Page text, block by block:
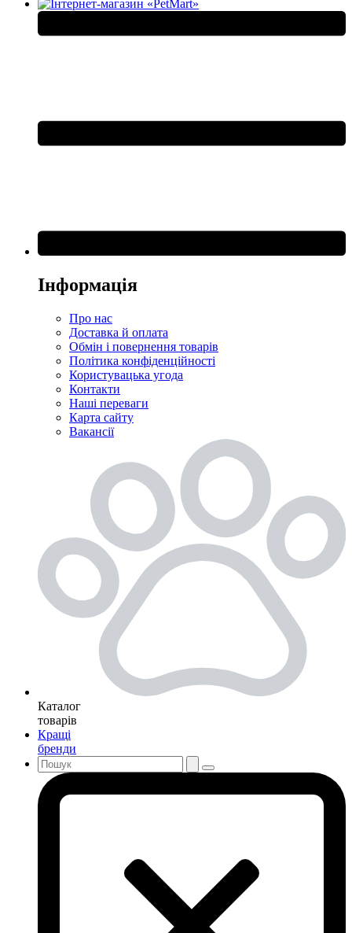
Інформація
Про нас
Доставка й оплата
Обмін і повернення товарів
Політика конфіденційності
Користувацька угода
Контакти
Наші переваги
Карта сайту
Вакансії
Каталог
товарів
Кращі
бренди